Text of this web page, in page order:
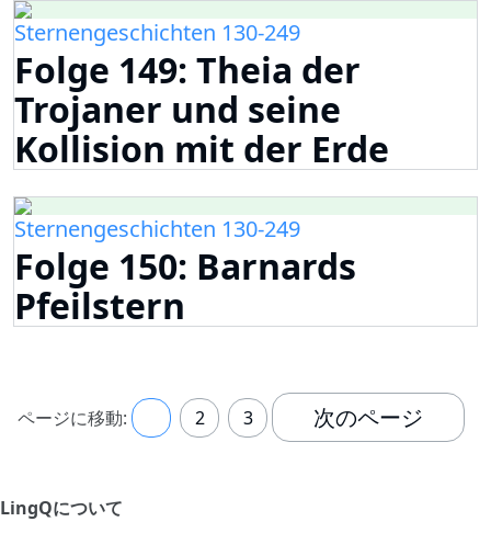
Sternengeschichten 130-249
Folge 149: Theia der
Trojaner und seine
Kollision mit der Erde
Sternengeschichten 130-249
Folge 150: Barnards
Pfeilstern
ページに移動: 2 3 次のページ
LingQについて